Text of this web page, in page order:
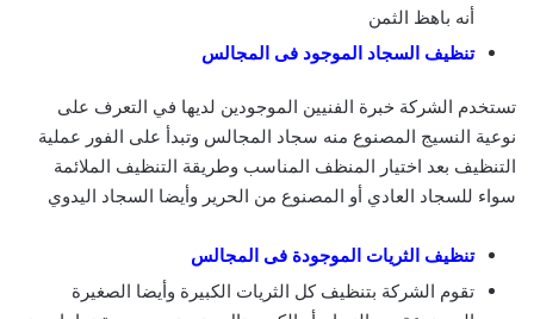
أنه باهظ الثمن
تنظيف السجاد الموجود فى المجالس
تستخدم الشركة خبرة الفنيين الموجودين لديها في التعرف على
نوعية النسيج المصنوع منه سجاد المجالس وتبدأ على الفور عملية
التنظيف بعد اختيار المنظف المناسب وطريقة التنظيف الملائمة
سواء للسجاد العادي أو المصنوع من الحرير وأيضا السجاد اليدوي
تنظيف الثريات الموجودة فى المجالس
تقوم الشركة بتنظيف كل الثريات الكبيرة وأيضا الصغيرة